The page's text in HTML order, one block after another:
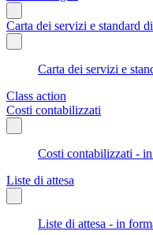
Carta dei servizi e standard
Carta dei servizi e
Class action
Costi contabilizzati
Costi contabilizzati -
Liste di attesa
Liste di attesa - in